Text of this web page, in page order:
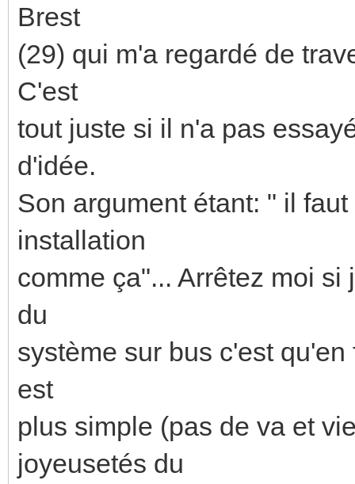
Brest
(29) qui m'a regardé de
C'est
tout juste si il n'a pas
d'idée.
Son argument étant: " il
installation
comme ça"... Arrêtez moi
du
système sur bus c'est
est
plus simple (pas de va et
joyeusetés du